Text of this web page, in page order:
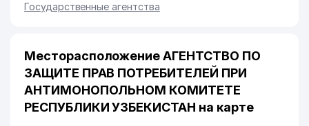
Государственные агентства
Месторасположение АГЕНТСТВО ПО
ЗАЩИТЕ ПРАВ ПОТРЕБИТЕЛЕЙ ПРИ
АНТИМОНОПОЛЬНОМ КОМИТЕТЕ
РЕСПУБЛИКИ УЗБЕКИСТАН на карте